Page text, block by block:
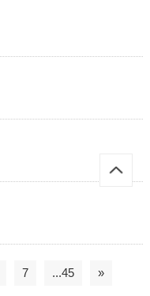
7 ...45 »